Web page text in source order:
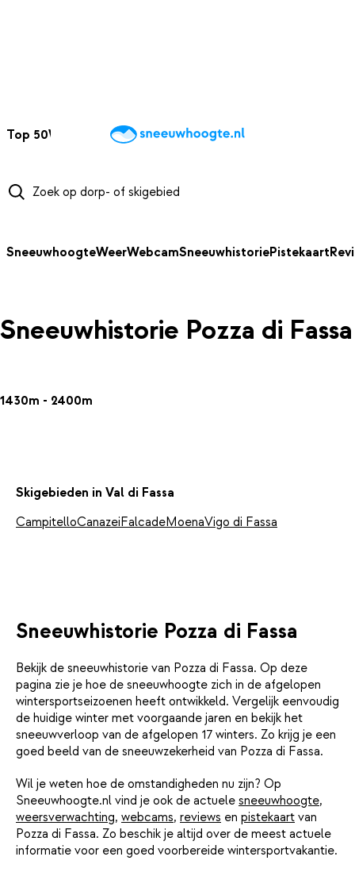
Top 50Webcams WintersportweerKaarten
SneeuwhoogteWeerWebcamSneeuwhistoriePistekaart
Sneeuwhistorie Pozza di Fassa
1430m - 2400m
Skigebieden in Val di Fassa
CampitelloCanazeiFalcadeMoenaVigo di Fassa
Sneeuwhistorie Pozza di Fassa
Bekijk de sneeuwhistorie van Pozza di Fassa. Op deze
pagina zie je hoe de sneeuwhoogte zich in de afgelopen
wintersportseizoenen heeft ontwikkeld. Vergelijk eenvoudig
de huidige winter met voorgaande jaren en bekijk het
sneeuwverloop van de afgelopen 17 winters. Zo krijg je een
goed beeld van de sneeuwzekerheid van Pozza di Fassa.
Wil je weten hoe de omstandigheden nu zijn? Op
Sneeuwhoogte.nl vind je ook de actuele sneeuwhoogte,
weersverwachting, webcams, reviews en pistekaart van
Pozza di Fassa. Zo beschik je altijd over de meest actuele
informatie voor een goed voorbereide wintersportvakantie.